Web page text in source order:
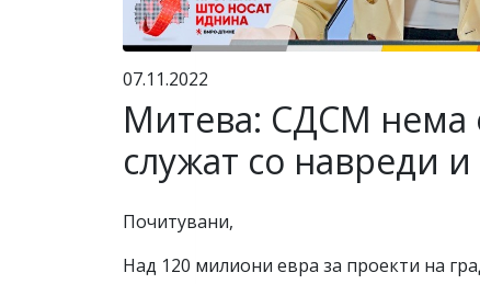
07.11.2022
Митева: СДСМ нема
служат со навреди
Почитувани,
Над 120 милиони евра за проекти на